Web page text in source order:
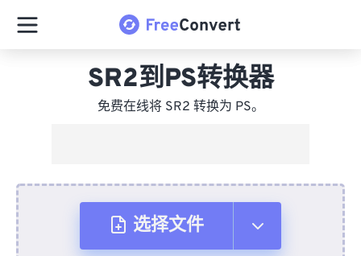
SR2到PS转换器
免费在线将 SR2 转换为 PS。
选择文件